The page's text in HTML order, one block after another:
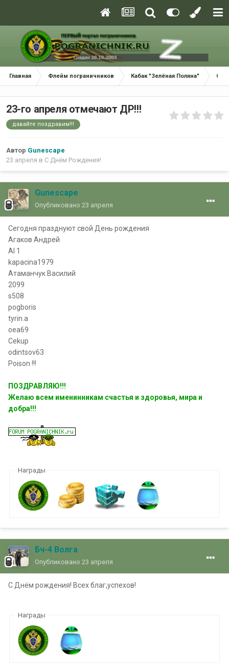
Главная Флейм пограничников Кабак "Зелёная Поляна" С
23-го апреля отмечают ДР!!!
давайте поздравим!!!
Автор Gunescape
23 апреля в С Днём Рождения!
Gunescape
Опубликовано 23 апреля
Сегодня празднуют свой День рождения
Агаков Андрей
Al 1
kapacina1979
Атаманчук Василий
2099
s508
pogboris
tyrin.a
oea69
Cekup
odintsov63
Poison !!!
ПОЗДРАВЛЯЮ!!!
Желаю всем именинникам счастья и здоровья, мира и
добра!!!
Награды
Бч-4 Волга
Опубликовано 23 апреля
С Днём рождения! Всех благ,успехов!
Награды